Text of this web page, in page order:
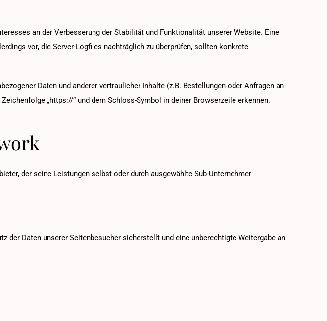
an der Verbesserung der Stabilität und Funktionalität unserer Website. Eine
vor, die Server-Logfiles nachträglich zu überprüfen, sollten konkrete
Daten und anderer vertraulicher Inhalte (z.B. Bestellungen oder Anfragen an
„https://“ und dem Schloss-Symbol in deiner Browserzeile erkennen.
der seine Leistungen selbst oder durch ausgewählte Sub-Unternehmer
der Daten unserer Seitenbesucher sicherstellt und eine unberechtigte Weitergabe an